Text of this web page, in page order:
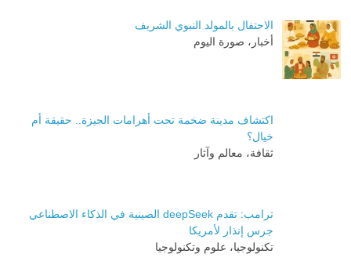
الاحتفال بالمولد النبوي الشريف
أخبار، صورة اليوم
اكتشاف مدينة ضخمة تحت أهرامات الجيزة.. حقيقة أم
خيال؟
ثقافة، معالم وآثار
ترامب: تقدم deepSeek الصينية في الذكاء الاصطناعي
جرس إنذار لأمريكا
تكنولوجيا، علوم وتكنولوجيا